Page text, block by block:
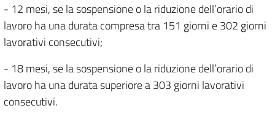
- 12 mesi, se la sospensione o la riduzione dell’orario di
lavoro ha una durata compresa tra 151 giorni e 302 giorni
lavorativi consecutivi;
- 18 mesi, se la sospensione o la riduzione dell’orario di
lavoro ha una durata superiore a 303 giorni lavorativi
consecutivi.